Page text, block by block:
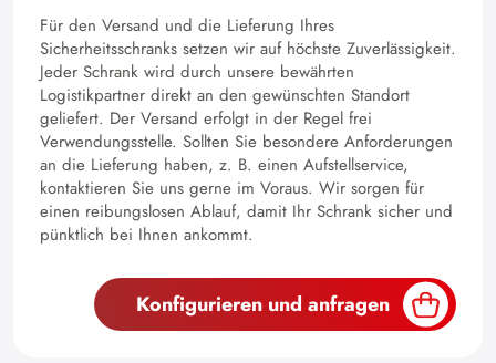
Für den Versand und die Lieferung Ihres
Sicherheitsschranks setzen wir auf höchste Zuverlässigkeit.
Jeder Schrank wird durch unsere bewährten
Logistikpartner direkt an den gewünschten Standort
geliefert. Der Versand erfolgt in der Regel frei
Verwendungsstelle. Sollten Sie besondere Anforderungen
an die Lieferung haben, z. B. einen Aufstellservice,
kontaktieren Sie uns gerne im Voraus. Wir sorgen für
einen reibungslosen Ablauf, damit Ihr Schrank sicher und
pünktlich bei Ihnen ankommt.
Konfigurieren und anfragen